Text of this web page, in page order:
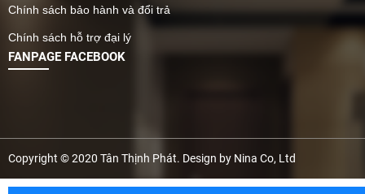
Chính sách bảo hành và đổi trả
Chính sách hỗ trợ đại lý
FANPAGE FACEBOOK
Copyright © 2020 Tân Thịnh Phát. Design by Nina Co, Ltd